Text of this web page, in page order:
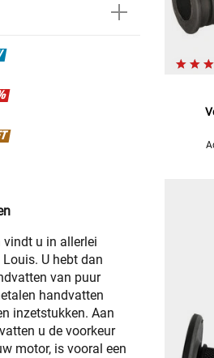
vindt u in allerlei
U hebt dan
van puur
handvatten
inzetstukken. Aan
u de voorkeur
motor, is vooral een